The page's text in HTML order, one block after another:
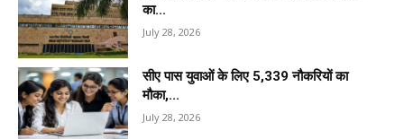
का...
July 28, 2026
सीए पास युवाओं के लिए 5,339 नौकरियों का
मौका,...
July 28, 2026